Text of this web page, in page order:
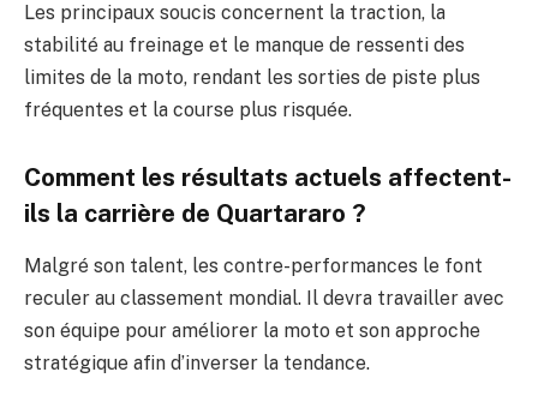
Les principaux soucis concernent la traction, la
stabilité au freinage et le manque de ressenti des
limites de la moto, rendant les sorties de piste plus
fréquentes et la course plus risquée.
Comment les résultats actuels affectent-
ils la carrière de Quartararo ?
Malgré son talent, les contre-performances le font
reculer au classement mondial. Il devra travailler avec
son équipe pour améliorer la moto et son approche
stratégique afin d’inverser la tendance.